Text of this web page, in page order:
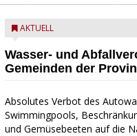
AKTUELL
Wasser- und
Gemeinden der
Absolutes Verbot des
Swimmingpools,
und Gemüsebeeten auf die